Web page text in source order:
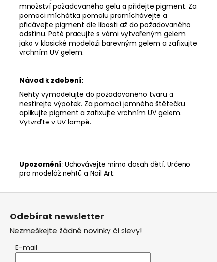
množství požadovaného gelu a přidejte pigment. Za
pomoci míchátka pomalu promíchávejte a
přidávejte pigment dle libosti až do požadovaného
odstínu. Poté pracujte s vámi vytvořeným gelem
jako v klasické modeláži barevným gelem a zafixujte
vrchním UV gelem.
Návod k zdobení:
Nehty vymodelujte do požadovaného tvaru a
nestírejte výpotek. Za pomocí jemného štětečku
aplikujte pigment a zafixujte vrchním UV gelem.
Vytvrďte v UV lampě.
Upozornění: Uchovávejte mimo dosah dětí. Určeno
pro modeláž nehtů a Nail Art.
Z
Odebírat newsletter
Nezmeškejte žádné novinky či slevy!
E-mail